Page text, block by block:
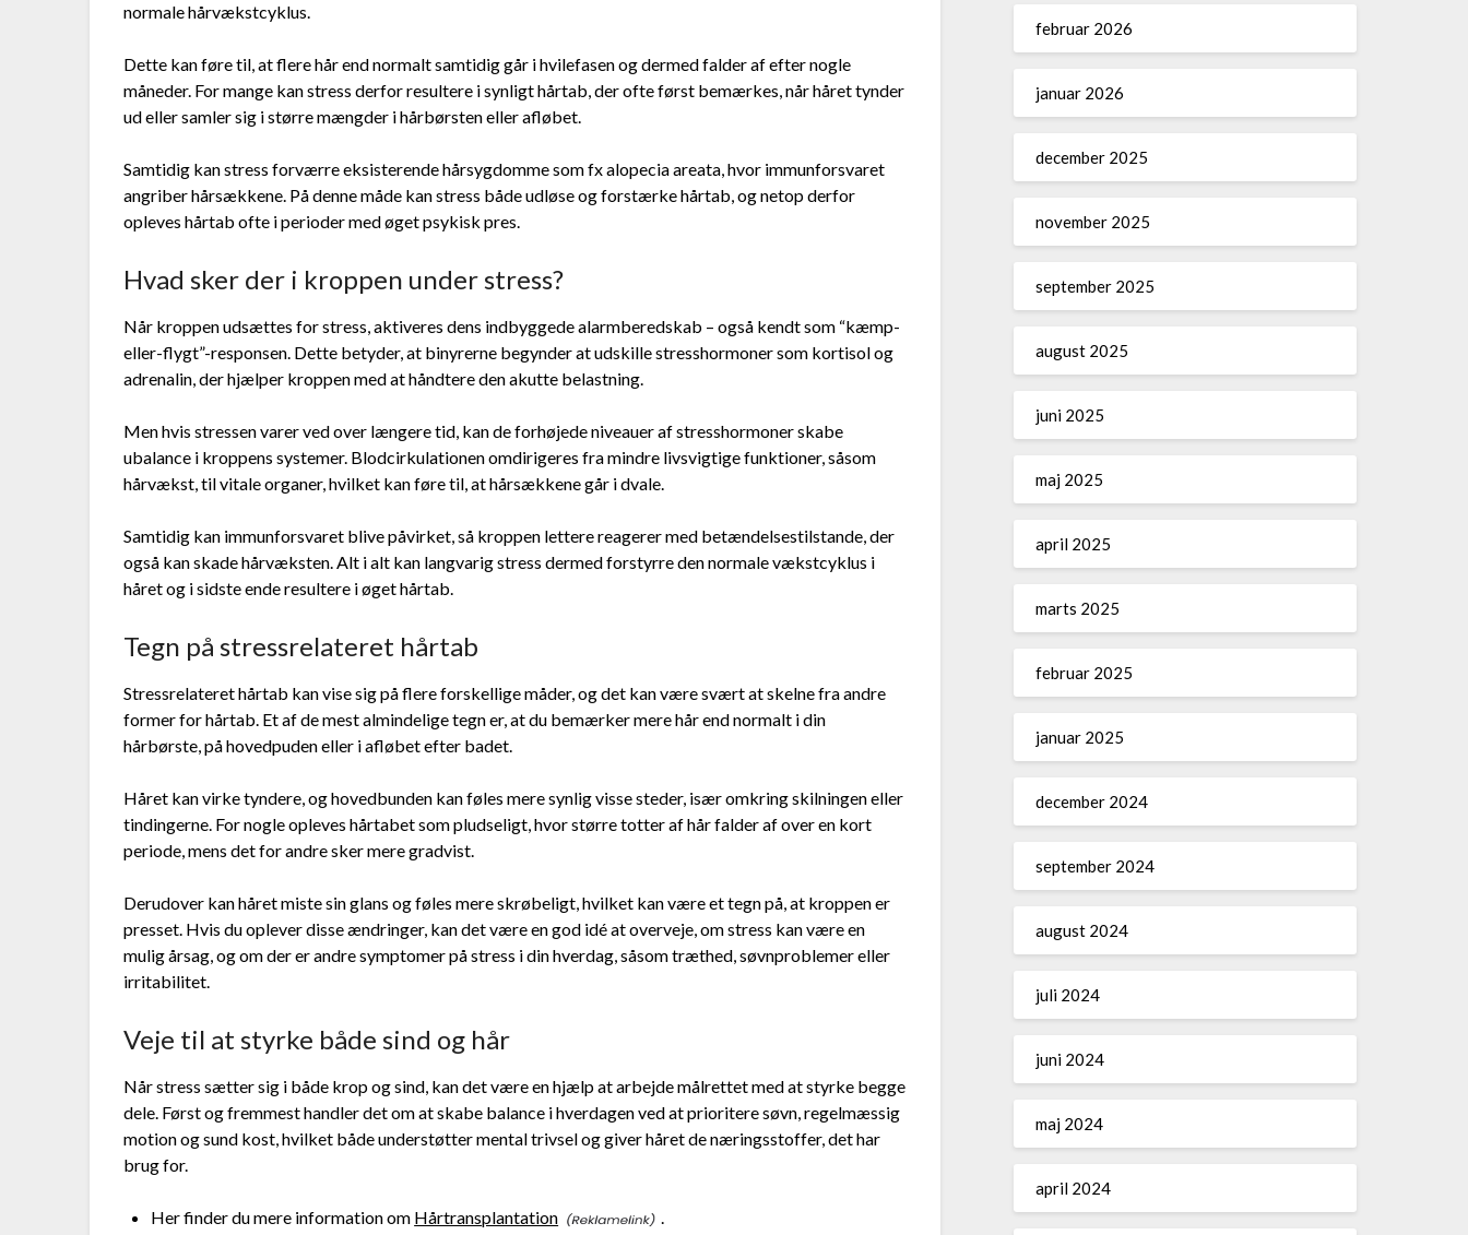
normale hårvækstcyklus.
Dette kan føre til, at flere hår end normalt samtidig går i hvilefasen og dermed falder af efter nogle
måneder. For mange kan stress derfor resultere i synligt hårtab, der ofte først bemærkes, når håret tynder
ud eller samler sig i større mængder i hårbørsten eller afløbet.
Samtidig kan stress forværre eksisterende hårsygdomme som fx alopecia areata, hvor immunforsvaret
angriber hårsækkene. På denne måde kan stress både udløse og forstærke hårtab, og netop derfor
opleves hårtab ofte i perioder med øget psykisk pres.
Hvad sker der i kroppen under stress?
Når kroppen udsættes for stress, aktiveres dens indbyggede alarmberedskab – også kendt som “kæmp-
eller-flygt”-responsen. Dette betyder, at binyrerne begynder at udskille stresshormoner som kortisol og
adrenalin, der hjælper kroppen med at håndtere den akutte belastning.
Men hvis stressen varer ved over længere tid, kan de forhøjede niveauer af stresshormoner skabe
ubalance i kroppens systemer. Blodcirkulationen omdirigeres fra mindre livsvigtige funktioner, såsom
hårvækst, til vitale organer, hvilket kan føre til, at hårsækkene går i dvale.
Samtidig kan immunforsvaret blive påvirket, så kroppen lettere reagerer med betændelsestilstande, der
også kan skade hårvæksten. Alt i alt kan langvarig stress dermed forstyrre den normale vækstcyklus i
håret og i sidste ende resultere i øget hårtab.
Tegn på stressrelateret hårtab
Stressrelateret hårtab kan vise sig på flere forskellige måder, og det kan være svært at skelne fra andre
former for hårtab. Et af de mest almindelige tegn er, at du bemærker mere hår end normalt i din
hårbørste, på hovedpuden eller i afløbet efter badet.
Håret kan virke tyndere, og hovedbunden kan føles mere synlig visse steder, især omkring skilningen eller
tindingerne. For nogle opleves hårtabet som pludseligt, hvor større totter af hår falder af over en kort
periode, mens det for andre sker mere gradvist.
Derudover kan håret miste sin glans og føles mere skrøbeligt, hvilket kan være et tegn på, at kroppen er
presset. Hvis du oplever disse ændringer, kan det være en god idé at overveje, om stress kan være en
mulig årsag, og om der er andre symptomer på stress i din hverdag, såsom træthed, søvnproblemer eller
irritabilitet.
Veje til at styrke både sind og hår
Når stress sætter sig i både krop og sind, kan det være en hjælp at arbejde målrettet med at styrke begge
dele. Først og fremmest handler det om at skabe balance i hverdagen ved at prioritere søvn, regelmæssig
motion og sund kost, hvilket både understøtter mental trivsel og giver håret de næringsstoffer, det har
brug for.
Her finder du mere information om Hårtransplantation .
februar 2026
januar 2026
december 2025
november 2025
september 2025
august 2025
juni 2025
maj 2025
april 2025
marts 2025
februar 2025
januar 2025
december 2024
september 2024
august 2024
juli 2024
juni 2024
maj 2024
april 2024